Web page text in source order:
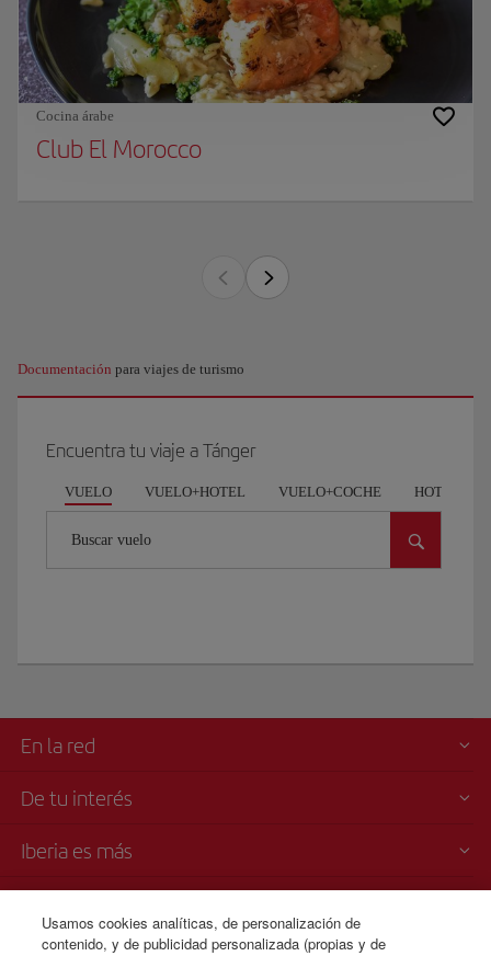
Cocina árabe
Club El Morocco
Documentación para viajes de turismo
Encuentra tu viaje a Tánger
VUELO VUELO+HOTEL VUELO+COCHE HOTEL
Buscar vuelo
En la red
De tu interés
Iberia es más
Usamos cookies analíticas, de personalización de
contenido, y de publicidad personalizada (propias y de